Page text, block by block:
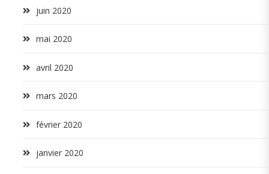
juin 2020
mai 2020
avril 2020
mars 2020
février 2020
janvier 2020